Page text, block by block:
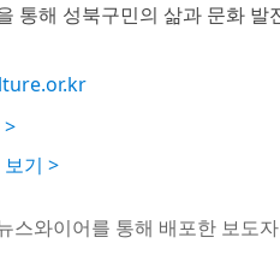
통해 성북구민의 삶과 문화
>
기 >
스와이어를 통해 배포한 보도